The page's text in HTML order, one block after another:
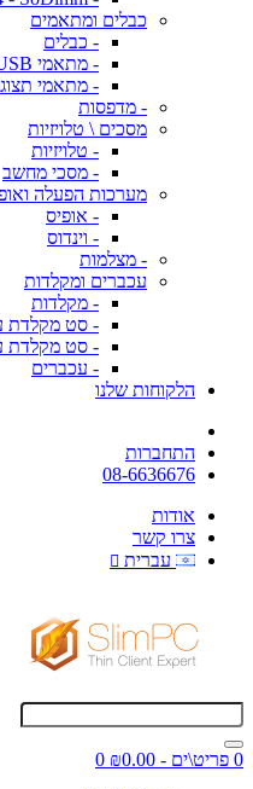
כבלים ומתאמים
- כבלים
- מתאמי USB
- מתאמי
- מדפסות
מסכים \ טלויזיות
- טלויזיות
- מסכי מחשב
מערכות הפעלה
- אופיס
- וינדוס
- מצלמות
עכברים ומקלדות
- מקלדות
- סט מקלדת
- סט מקלדת
- עכברים
הלקוחות שלנו
התחברות
08-6636676
אודות
צרו קשר
עברית
0 פריט\ים - ₪0.00
0